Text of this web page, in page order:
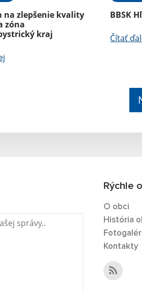
na zlepšenie kvality
zóna
kraj
BBSK
Čítať
Rýchle
O obci
História
Kontakty